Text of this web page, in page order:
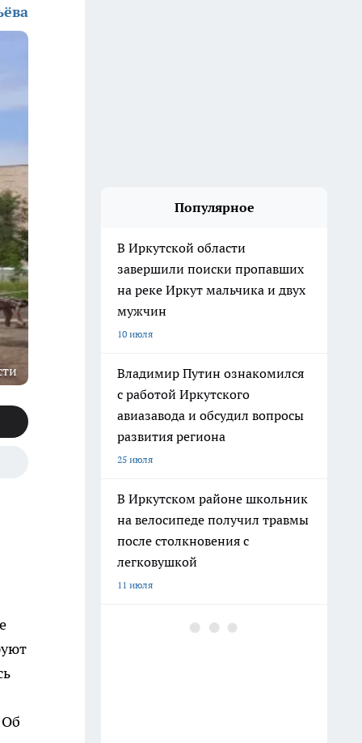
Об
Популярное
В Иркутской области
завершили поиски пропавших
на реке Иркут мальчика и двух
мужчин
10 июля
Владимир Путин ознакомился
с работой Иркутского
авиазавода и обсудил вопросы
развития региона
25 июля
В Иркутском районе школьник
на велосипеде получил травмы
после столкновения с
легковушкой
11 июля
В Иркутске пьяный мужчина